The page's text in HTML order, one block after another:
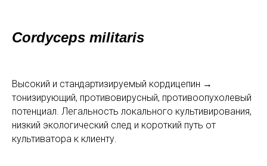
Cordyceps militaris
Высокий и стандартизируемый кордицепин →
тонизирующий, противовирусный, противоопухолевый
потенциал. Легальность локального культивирования,
низкий экологический след и короткий путь от
культиватора к клиенту.